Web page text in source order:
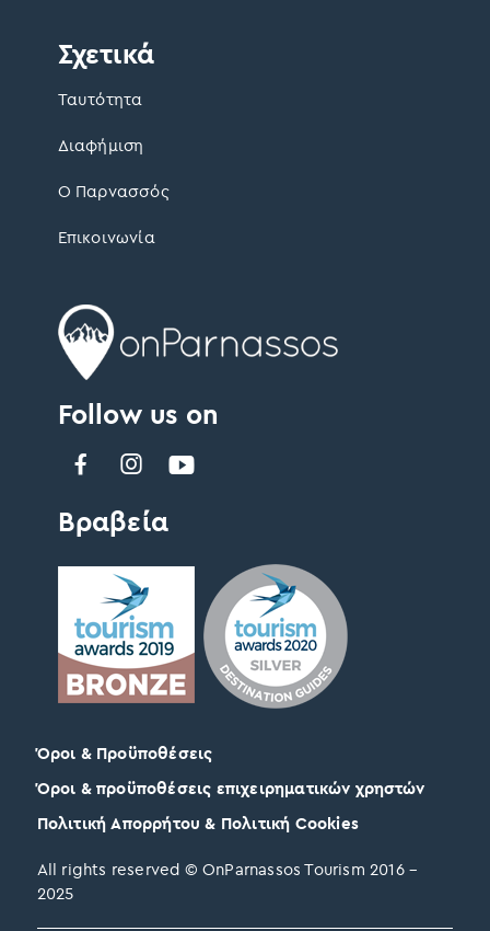
Follow us on
Βραβεία
Σχετικά
Ταυτότητα
Διαφήμιση
Ο Παρνασσός
Επικοινωνία
All rights reserved © OnParnassos Tourism 2016 –
2025
Όροι & Προϋποθέσεις
Όροι & προϋποθέσεις επιχειρηματικών χρηστών
Πολιτική Απορρήτου & Πολιτική Cookies